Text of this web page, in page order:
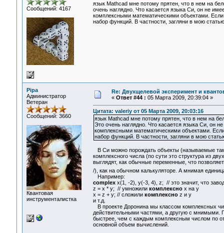
Сообщений: 4167
язык Mathcad мне потому прятен, что в нем на
очень наглядно. Что касается языка Си, он не
комплексными математическими объектами.
набор функций. В частности, загляни в мою
Pipa
Администратор
Ветеран
Сообщений: 3660
Квантовая
инструменталистка
Re: Двухщелевой эксперимент и
« Ответ #44 : 05 Марта 2009, 20:39:04 »
Цитата: valeriy от 05 Марта 2009, 20:03:16
язык Mathcad мне потому прятен, что в нем на
Это очень наглядно. Что касается языка Си, он
комплексными математическими объектами.
набор функций. В частности, загляни в мою
В Си можно порождать объекты (называемые
комплексного числа (по сути это структура из
выглядят, как обычные переменные, что
/), как на обычном калькуляторе. А мнимая
Например:
complexx(1, -2), y(-3, 4), z; // это значит, что
z = x * y; // умножили комплексноx на y
x = z + y; // сложили комплексноz и y
и т.д.
В проекте Доронина мы классом комплексных
действительными частями, а другую с мнимыми.
быстрее, чем с каждым комплексным числом по
основной объем вычислений.